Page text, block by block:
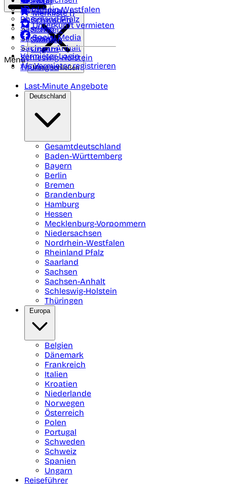
Nordrhein-Westfalen
Rheinland Pfalz
Saarland
Sachsen
Sachsen-Anhalt
Schleswig-Holstein
Thüringen
Portugal
Schweden
Schweiz
Spanien
Ungarn
Merkliste ()
Unterkunft vermieten
Social Media
Vermieter-Login
Als Vermieter registrieren
Menü
Menü schließen
Last-Minute Angebote
Deutschland
Gesamtdeutschland
Baden-Württemberg
Bayern
Berlin
Bremen
Brandenburg
Hamburg
Hessen
Mecklenburg-Vorpommern
Niedersachsen
Nordrhein-Westfalen
Rheinland Pfalz
Saarland
Sachsen
Sachsen-Anhalt
Schleswig-Holstein
Thüringen
Europa
Belgien
Dänemark
Frankreich
Italien
Kroatien
Niederlande
Norwegen
Österreich
Polen
Portugal
Schweden
Schweiz
Spanien
Ungarn
Reiseführer